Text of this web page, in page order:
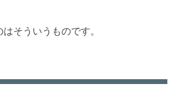
そういうものです。